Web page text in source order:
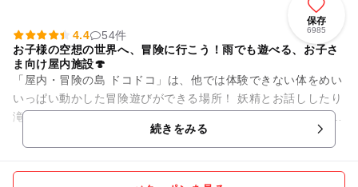
保存
6985
4.4
54件
お子様の空想の世界へ、冒険に行こう！雨でも遊べる、お子さ
ま向け屋内施設🍄
「屋内・冒険の島 ドコドコ」は、他では体験できない体をめい
いっぱい動かした冒険遊びができる場所！ 妖精とお話ししたり
滝滑りをしたり雲の上を駆け回ろう！ 先端技術とアナログな遊
続きをみる